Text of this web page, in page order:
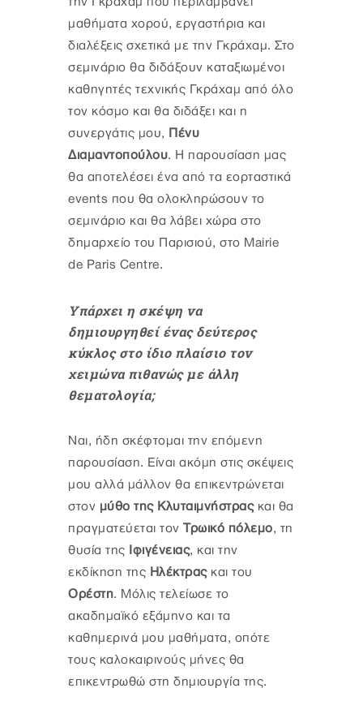
μαθήματα χορού, εργαστήρια και
διαλέξεις σχετικά με την Γκράχαμ. Στο
σεμινάριο θα διδάξουν καταξιωμένοι
καθηγητές τεχνικής Γκράχαμ από όλο
τον κόσμο και θα διδάξει και η
συνεργάτις μου, Πένυ
Διαμαντοπούλου. Η παρουσίαση μας
θα αποτελέσει ένα από τα εορταστικά
events που θα ολοκληρώσουν το
σεμινάριο και θα λάβει χώρα στο
δημαρχείο του Παρισιού, στο Mairie
de Paris Centre.
Υπάρχει η σκέψη να
δημιουργηθεί ένας δεύτερος
κύκλος στο ίδιο πλαίσιο τον
χειμώνα πιθανώς με άλλη
θεματολογία;
Ναι, ήδη σκέφτομαι την επόμενη
παρουσίαση. Είναι ακόμη στις σκέψεις
μου αλλά μάλλον θα επικεντρώνεται
στον μύθο της Κλυταιμνήστρας και θα
πραγματεύεται τον Τρωικό πόλεμο, τη
θυσία της Ιφιγένειας, και την
εκδίκηση της Ηλέκτρας και του
Ορέστη. Μόλις τελείωσε το
ακαδημαϊκό εξάμηνο και τα
καθημερινά μου μαθήματα, οπότε
τους καλοκαιρινούς μήνες θα
επικεντρωθώ στη δημιουργία της.